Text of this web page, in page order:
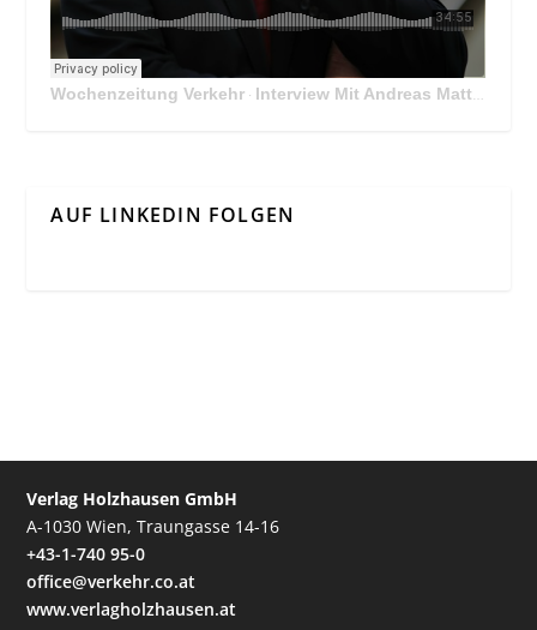
Wochenzeitung Verkehr · Interview Mit Andreas Matthä, CEO der ÖBB Holding
AUF LINKEDIN FOLGEN
Verlag Holzhausen GmbH
A-1030 Wien, Traungasse 14-16
+43-1-740 95-0
office@verkehr.co.at
www.verlagholzhausen.at